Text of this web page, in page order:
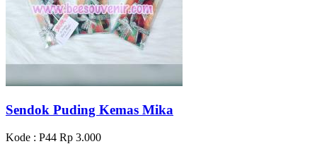
Sendok Puding Kemas Mika
Kode : P44 Rp 3.000